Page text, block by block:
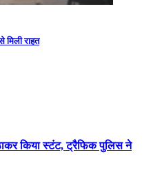
मिली राहत
किया स्टंट, ट्रैफिक पुलिस ने